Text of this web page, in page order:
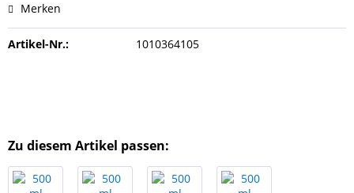
Merken
Artikel-Nr.: 1010364105
Zu diesem Artikel passen: